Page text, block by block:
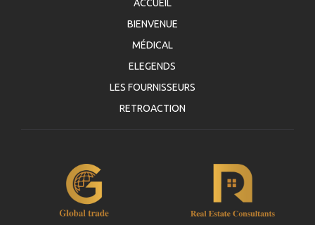
ACCUEIL
BIENVENUE
MÉDICAL
ELEGENDS
LES FOURNISSEURS
RETROACTION